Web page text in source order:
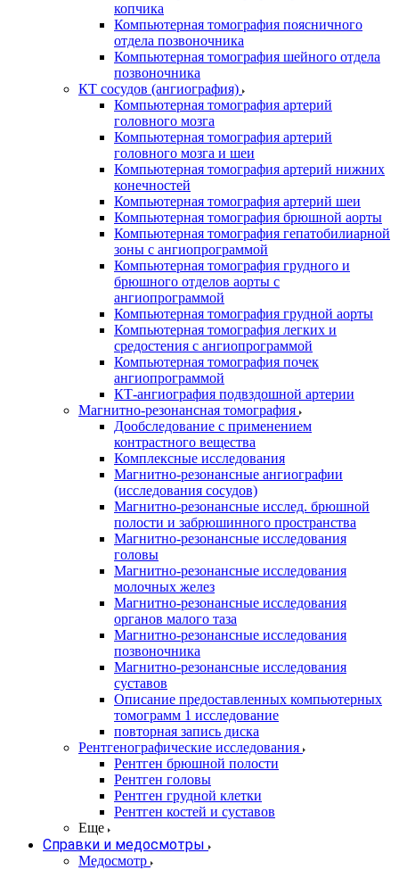
копчика
Компьютерная томография поясничного
отдела позвоночника
Компьютерная томография шейного отдела
позвоночника
КТ сосудов (ангиография)
Компьютерная томография артерий
головного мозга
Компьютерная томография артерий
головного мозга и шеи
Компьютерная томография артерий нижних
конечностей
Компьютерная томография артерий шеи
Компьютерная томография брюшной аорты
Компьютерная томография гепатобилиарной
зоны с ангиопрограммой
Компьютерная томография грудного и
брюшного отделов аорты с
ангиопрограммой
Компьютерная томография грудной аорты
Компьютерная томография легких и
средостения с ангиопрограммой
Компьютерная томография почек
ангиопрограммой
КТ-ангиография подвздошной артерии
Магнитно-резонансная томография
Дообследование с применением
контрастного вещества
Комплексные исследования
Магнитно-резонансные ангиографии
(исследования сосудов)
Магнитно-резонансные исслед. брюшной
полости и забрюшинного пространства
Магнитно-резонансные исследования
головы
Магнитно-резонансные исследования
молочных желез
Магнитно-резонансные исследования
органов малого таза
Магнитно-резонансные исследования
позвоночника
Магнитно-резонансные исследования
суставов
Описание предоставленных компьютерных
томограмм 1 исследование
повторная запись диска
Рентгенографические исследования
Рентген брюшной полости
Рентген головы
Рентген грудной клетки
Рентген костей и суставов
Еще
Справки и медосмотры
Медосмотр